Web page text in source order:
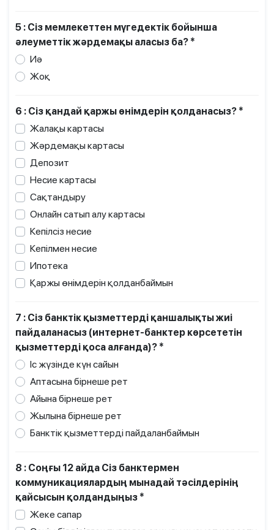
5 : Сіз мемлекеттен мүгедектік бойынша
әлеуметтік жәрдемақы аласыз ба? *
Иә
Жоқ
6 : Сіз қандай қаржы өнімдерін қолданасыз? *
Жалақы картасы
Жәрдемақы картасы
Депозит
Несие картасы
Сақтандыру
Онлайн сатып алу картасы
Кепілсіз несие
Кепілмен несие
Ипотека
Қаржы өнімдерін қолданбаймын
7 : Сіз банктік қызметтерді қаншалықты жиі
пайдаланасыз (интернет-банктер көрсететін
қызметтерді қоса алғанда)? *
Іс жүзінде күн сайын
Аптасына бірнеше рет
Айына бірнеше рет
Жылына бірнеше рет
Банктік қызметтерді пайдаланбаймын
8 : Соңғы 12 айда Сіз банктермен
коммуникациялардың мынадай тәсілдерінің
қайсысын қолдандыңыз *
Жеке сапар